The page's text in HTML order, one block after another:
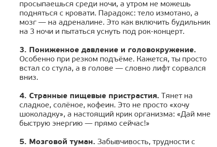
просыпаешься среди ночи, а утром не можешь
подняться с кровати. Парадокс: тело измотано, а
мозг — на адреналине. Это как включить будильник
на 3 ночи и пытаться уснуть под рок-концерт.
3. Пониженное давление и головокружение.
Особенно при резком подъёме. Кажется, ты просто
встал со стула, а в голове — словно лифт сорвался
вниз.
4. Странные пищевые пристрастия. Тянет на
сладкое, солёное, кофеин. Это не просто «хочу
шоколадку», а настоящий крик организма: «Дай мне
быструю энергию — прямо сейчас!»
5. Мозговой туман. Забывчивость, трудности с